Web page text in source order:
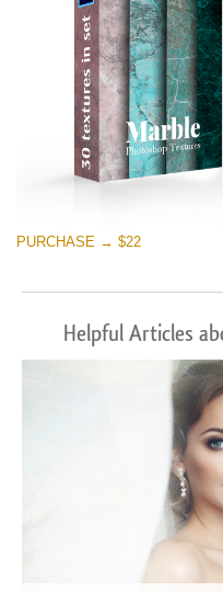
PURCHASE → $22
Helpful Articles